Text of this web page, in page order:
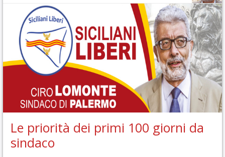
Le priorità dei primi 100 giorni da
sindaco